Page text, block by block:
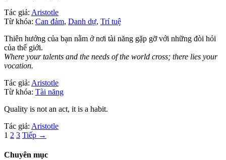
Tác giả: Aristotle
Từ khóa: Can đảm, Danh dự, Trí tuệ
Thiên hướng của bạn nằm ở nơi tài năng gặp gỡ với những đòi hỏi
của thế giới.
Where your talents and the needs of the world cross; there lies your
vocation.
Tác giả: Aristotle
Từ khóa: Tài năng
Quality is not an act, it is a habit.
Tác giả: Aristotle
Phân
trang
1 2 3 Tiếp →
Chuyên mục